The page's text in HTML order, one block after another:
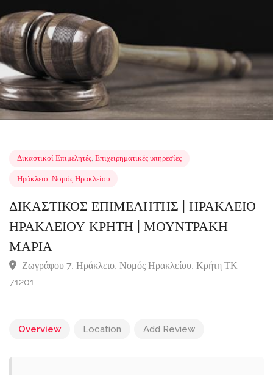
Ηράκλειο,Νομός Ηρακλείου
ΔΙΚΑΣΤΙΚΟΣ ΕΠΙΜΕΛΗΤΗΣ |
ΗΡΑΚΛΕΙΟΥ ΚΡΗΤΗ | ΜΟΥΝΤΡΑΚΗ
ΜΑΡΙΑ
Overview Location Add Review